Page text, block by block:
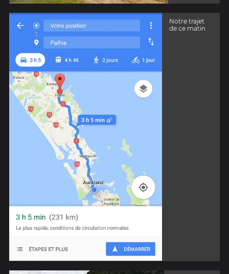
Notre trajet
de ce matin